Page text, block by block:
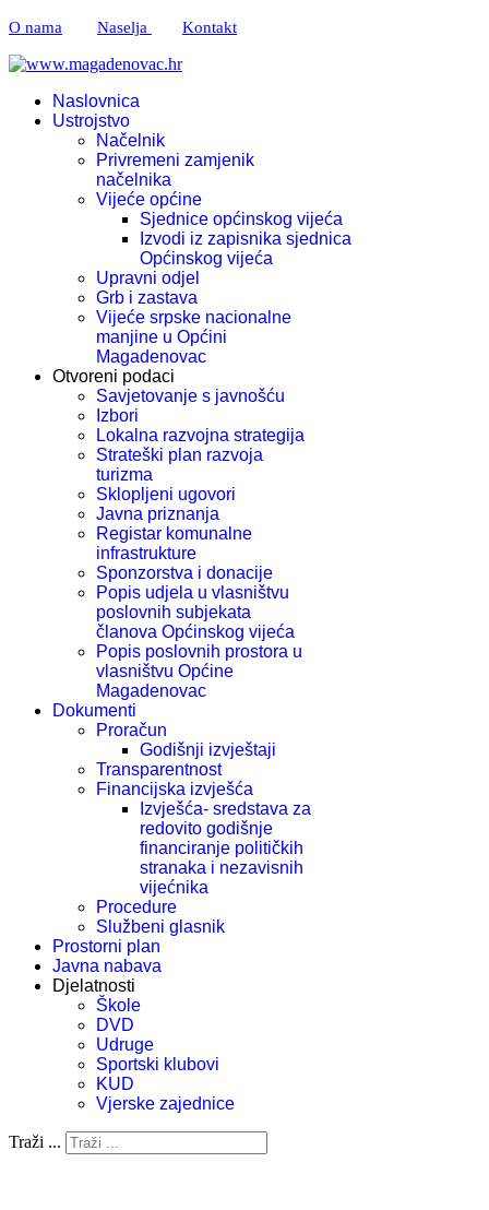
O nama Naselja Kontakt
Naslovnica
Ustrojstvo
Načelnik
Privremeni zamjenik
načelnika
Vijeće općine
Sjednice općinskog vijeća
Izvodi iz zapisnika sjednica
Općinskog vijeća
Upravni odjel
Grb i zastava
Vijeće srpske nacionalne
manjine u Općini
Magadenovac
Otvoreni podaci
Savjetovanje s javnošću
Izbori
Lokalna razvojna strategija
Strateški plan razvoja
turizma
Sklopljeni ugovori
Javna priznanja
Registar komunalne
infrastrukture
Sponzorstva i donacije
Popis udjela u vlasništvu
poslovnih subjekata
članova Općinskog vijeća
Popis poslovnih prostora u
vlasništvu Općine
Magadenovac
Dokumenti
Proračun
Godišnji izvještaji
Transparentnost
Financijska izvješća
Izvješća- sredstava za
redovito godišnje
financiranje političkih
stranaka i nezavisnih
vijećnika
Procedure
Službeni glasnik
Prostorni plan
Javna nabava
Djelatnosti
Škole
DVD
Udruge
Sportski klubovi
KUD
Vjerske zajednice
Traži ...